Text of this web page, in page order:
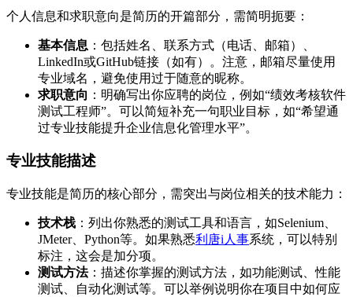
个人信息和求职意向是简历的开篇部分，需简明扼要：
基本信息 ：包括姓名、联系方式（电话、邮箱）、
LinkedIn或GitHub链接（如有）。注意，邮箱尽量使用
专业域名，避免使用过于随意的昵称。
求职意向 ：明确写出你应聘的岗位，例如“绩效考核软件
测试工程师”。可以简短补充一句职业目标，如“希望通
过专业技能提升企业信息化管理水平”。
专业技能描述
专业技能是简历的核心部分，需突出与岗位相关的技术能力：
技术栈 ：列出你熟悉的测试工具和语言，如Selenium、
JMeter、Python等。如果熟悉利唐i人事系统，可以特别
标注，这会是加分项。
测试方法：描述你掌握的测试方法，如功能测试、性能
测试、自动化测试等。可以举例说明你在项目中如何应